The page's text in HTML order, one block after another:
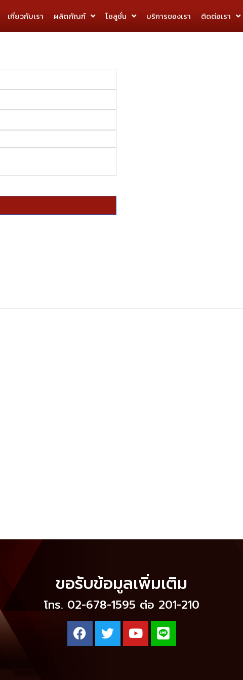
เกี่ยวกับเรา ผลิตภัณฑ์ โซลูชั่น บริการของเรา​ ติดต่อเรา
ขอรับข้อมูลเพิ่มเติม
โทร. 02-678-1595 ต่อ 201-210